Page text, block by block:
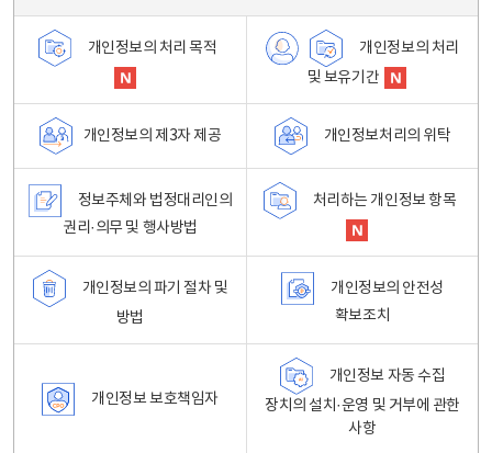
개인정보의 처리 목적
개인정보의 처리
및 보유기간
개인정보의 제3자 제공 개인정보처리의 위탁
정보주체와 법정대리인의
권리·의무 및 행사방법
처리하는 개인정보 항목
개인정보의 파기 절차 및
방법
개인정보의 안전성
확보조치
개인정보 보호책임자
개인정보 자동 수집
장치의 설치·운영 및 거부에 관한
사항